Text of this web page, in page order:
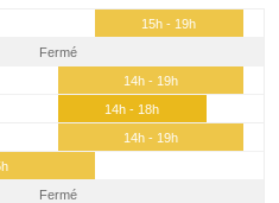
15h - 19h
Fermé
14h - 19h
14h - 18h
14h - 19h
Fermé